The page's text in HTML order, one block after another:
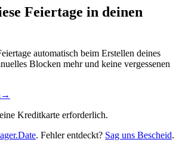
Feiertage in deinen
automatisch beim Erstellen deines
Blocken mehr und keine vergessenen
→
Kreditkarte erforderlich.
. Fehler entdeckt? Sag uns Bescheid.